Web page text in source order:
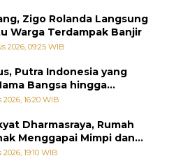
Zigo Rolanda Langsung
Warga Terdampak Banjir
2026, 09:25 WIB
Putra Indonesia yang
Bangsa hingga
Buku Jepang
16:20 WIB
Dharmasraya, Rumah
Menggapai Mimpi dan
Kemiskinan
19:10 WIB